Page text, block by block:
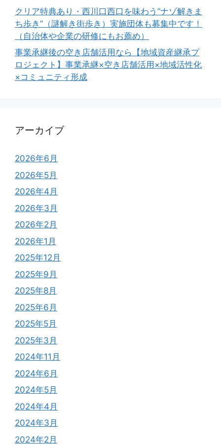
クリア特典あり・西川口西口を味わう”ナゾ解きま
ち歩き”（謎解き街歩き）実施団体も募集中です！
（自治体や企業の研修にもお薦め）
事業承継後の空き店舗活用なら【地域資産継承プ
ロジェクト】事業承継×空き店舗活用×地域活性化
×コミュニティ形成
アーカイブ
2026年6月
2026年5月
2026年4月
2026年3月
2026年2月
2026年1月
2025年12月
2025年9月
2025年8月
2025年6月
2025年5月
2025年3月
2024年11月
2024年6月
2024年5月
2024年4月
2024年3月
2024年2月